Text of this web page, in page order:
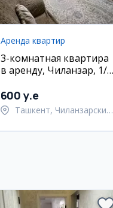
Аренда квартир
3-комнатная квартира
в аренду, Чиланзар, 1/5
600 y.e
Ташкент, Чиланзарский